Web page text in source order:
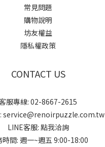
常見問題
購物說明
坊友權益
隱私權政策
CONTACT US
服專線: 02-8667-2615
service@renoirpuzzle.com.tw
LINE客服: 點我洽詢
時間: 週一~週五 9:00-18:00